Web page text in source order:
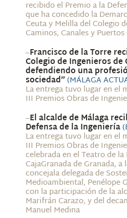
recibido el Premio a la
que ha concedido la
Ceuta y Melilla del Colegio
Caminos, Canales y Puertos
–Francisco de la Torre
Colegio de Ingenieros de
defendiendo una
sociedad”(MÁLAGA
La entrega tuvo lugar en el
III Premios Obras de
–El alcalde de Málaga
Defensa de la Ingeniería
La entrega tuvo lugar en el
III Premios Obras de
celebrada en el Teatro de
CajaGranada de Granada,
concejala delegada de
Medioambiental, Penélope
con la participación de la
Marifrán Carazo, y del
Manuel Medina